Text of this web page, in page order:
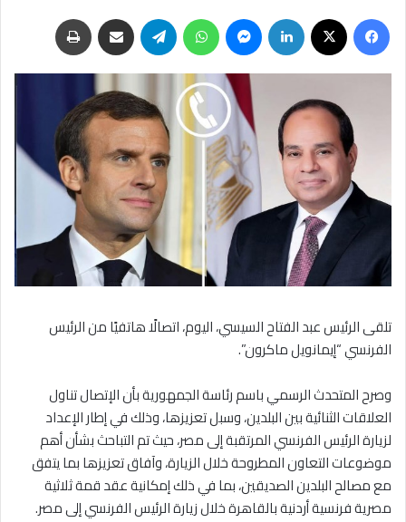
تلقى الرئيس عبد الفتاح السيسي، اليوم، اتصالًا هاتفيًا من الرئيس
الفرنسي “إيمانويل ماكرون”.
وصرح المتحدث الرسمي باسم رئاسة الجمهورية بأن الإتصال تناول
العلاقات الثنائية بين البلدين، وسبل تعزيزها، وذلك في إطار الإعداد
لزيارة الرئيس الفرنسي المرتقبة إلى مصر، حيث تم التباحث بشأن أهم
موضوعات التعاون المطروحة خلال الزيارة، وآفاق تعزيزها بما يتفق
مع مصالح البلدين الصديقين، بما في ذلك إمكانية عقد قمة ثلاثية
مصرية فرنسية أردنية بالقاهرة خلال زيارة الرئيس الفرنسي إلى مصر.